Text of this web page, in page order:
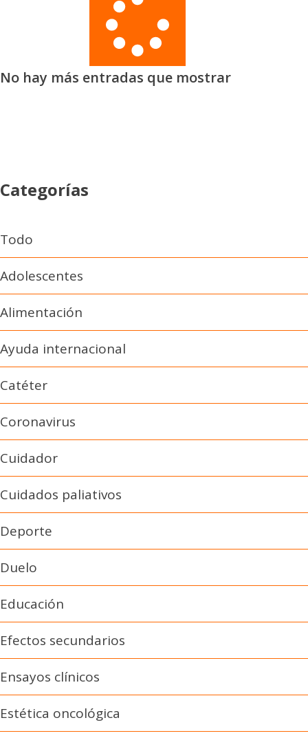
No hay más entradas que mostrar
Categorías
Todo
Adolescentes
Alimentación
Ayuda internacional
Catéter
Coronavirus
Cuidador
Cuidados paliativos
Deporte
Duelo
Educación
Efectos secundarios
Ensayos clínicos
Estética oncológica